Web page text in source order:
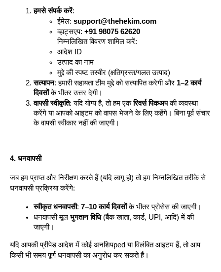
हमसे संपर्क करें:
ईमेल: support@thehekim.com
व्हाट्सएप: +91 98075 62620
निम्नलिखित विवरण शामिल करें:
आदेश ID
उत्पाद का नाम
मुद्दे की स्पष्ट तस्वीर (क्षतिग्रस्त/गलत उत्पाद)
सत्यापन: हमारी सहायता टीम मुद्दे को सत्यापित करेगी और 1–2 कार्य
दिवसों के भीतर उत्तर देगी।
वापसी स्वीकृति: यदि योग्य है, तो हम एक रिवर्स पिकअप की व्यवस्था
करेंगे या आपको आइटम को वापस भेजने के लिए कहेंगे। बिना पूर्व संचार
के वापसी स्वीकार नहीं की जाएगी।
4. धनवापसी
जब हम प्राप्त और निरीक्षण करते हैं (यदि लागू हो) तो हम निम्नलिखित तरीके से
धनवापसी प्रक्रिया करेंगे:
स्वीकृत धनवापसी: 7–10 कार्य दिवसों के भीतर प्रोसेस की जाएगी।
धनवापसी मूल भुगतान विधि (बैंक खाता, कार्ड, UPI, आदि) में की
जाएगी।
यदि आपकी प्रीपेड आदेश में कोई अनशिपped या विलंबित आइटम हैं, तो आप
किसी भी समय पूर्ण धनवापसी का अनुरोध कर सकते हैं।